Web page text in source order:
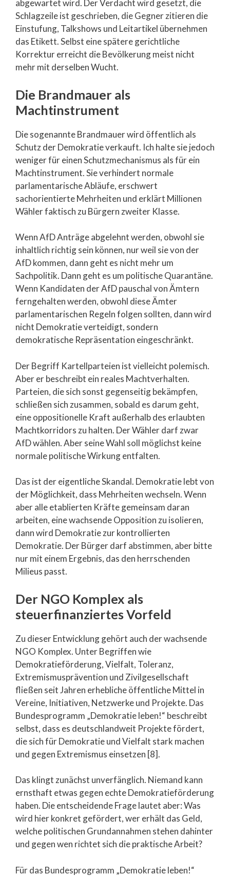
abgewartet wird. Der Verdacht wird gesetzt, die
Schlagzeile ist geschrieben, die Gegner zitieren die
Einstufung, Talkshows und Leitartikel übernehmen
das Etikett. Selbst eine spätere gerichtliche
Korrektur erreicht die Bevölkerung meist nicht
mehr mit derselben Wucht.
Die Brandmauer als
Machtinstrument
Die sogenannte Brandmauer wird öffentlich als
Schutz der Demokratie verkauft. Ich halte sie jedoch
weniger für einen Schutzmechanismus als für ein
Machtinstrument. Sie verhindert normale
parlamentarische Abläufe, erschwert
sachorientierte Mehrheiten und erklärt Millionen
Wähler faktisch zu Bürgern zweiter Klasse.
Wenn AfD Anträge abgelehnt werden, obwohl sie
inhaltlich richtig sein können, nur weil sie von der
AfD kommen, dann geht es nicht mehr um
Sachpolitik. Dann geht es um politische Quarantäne.
Wenn Kandidaten der AfD pauschal von Ämtern
ferngehalten werden, obwohl diese Ämter
parlamentarischen Regeln folgen sollten, dann wird
nicht Demokratie verteidigt, sondern
demokratische Repräsentation eingeschränkt.
Der Begriff Kartellparteien ist vielleicht polemisch.
Aber er beschreibt ein reales Machtverhalten.
Parteien, die sich sonst gegenseitig bekämpfen,
schließen sich zusammen, sobald es darum geht,
eine oppositionelle Kraft außerhalb des erlaubten
Machtkorridors zu halten. Der Wähler darf zwar
AfD wählen. Aber seine Wahl soll möglichst keine
normale politische Wirkung entfalten.
Das ist der eigentliche Skandal. Demokratie lebt von
der Möglichkeit, dass Mehrheiten wechseln. Wenn
aber alle etablierten Kräfte gemeinsam daran
arbeiten, eine wachsende Opposition zu isolieren,
dann wird Demokratie zur kontrollierten
Demokratie. Der Bürger darf abstimmen, aber bitte
nur mit einem Ergebnis, das den herrschenden
Milieus passt.
Der NGO Komplex als
steuerfinanziertes Vorfeld
Zu dieser Entwicklung gehört auch der wachsende
NGO Komplex. Unter Begriffen wie
Demokratieförderung, Vielfalt, Toleranz,
Extremismusprävention und Zivilgesellschaft
fließen seit Jahren erhebliche öffentliche Mittel in
Vereine, Initiativen, Netzwerke und Projekte. Das
Bundesprogramm „Demokratie leben!“ beschreibt
selbst, dass es deutschlandweit Projekte fördert,
die sich für Demokratie und Vielfalt stark machen
und gegen Extremismus einsetzen [8].
Das klingt zunächst unverfänglich. Niemand kann
ernsthaft etwas gegen echte Demokratieförderung
haben. Die entscheidende Frage lautet aber: Was
wird hier konkret gefördert, wer erhält das Geld,
welche politischen Grundannahmen stehen dahinter
und gegen wen richtet sich die praktische Arbeit?
Für das Bundesprogramm „Demokratie leben!“